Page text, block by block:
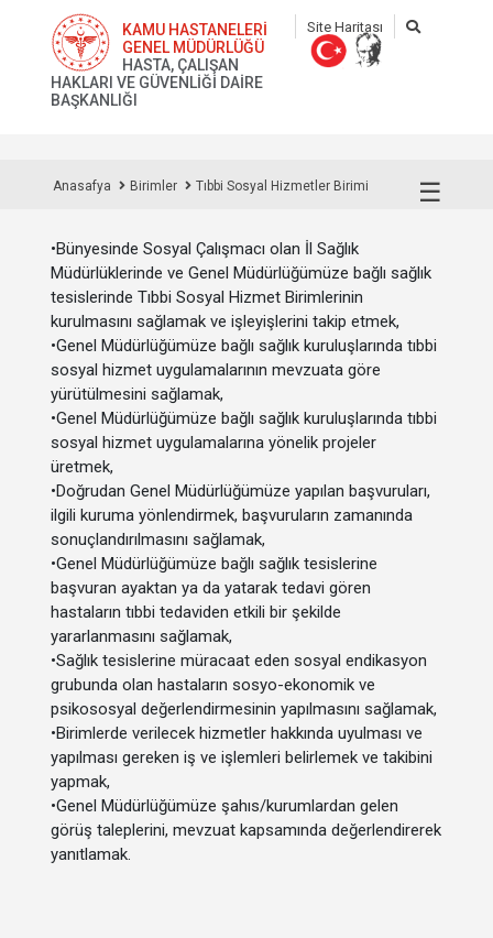
KAMU HASTANELERİ
GENEL MÜDÜRLÜĞÜ
HASTA, ÇALIŞAN
HAKLARI VE GÜVENLİĞİ DAİRE
BAŞKANLIĞI
Site Haritası
☰
Anasafya Birimler Tıbbi Sosyal Hizmetler Birimi
•Bünyesinde Sosyal Çalışmacı olan İl Sağlık
Müdürlüklerinde ve Genel Müdürlüğümüze bağlı sağlık
tesislerinde Tıbbi Sosyal Hizmet Birimlerinin
kurulmasını sağlamak ve işleyişlerini takip etmek,
•Genel Müdürlüğümüze bağlı sağlık kuruluşlarında tıbbi
sosyal hizmet uygulamalarının mevzuata göre
yürütülmesini sağlamak,
•Genel Müdürlüğümüze bağlı sağlık kuruluşlarında tıbbi
sosyal hizmet uygulamalarına yönelik projeler
üretmek,
•Doğrudan Genel Müdürlüğümüze yapılan başvuruları,
ilgili kuruma yönlendirmek, başvuruların zamanında
sonuçlandırılmasını sağlamak,
•Genel Müdürlüğümüze bağlı sağlık tesislerine
başvuran ayaktan ya da yatarak tedavi gören
hastaların tıbbi tedaviden etkili bir şekilde
yararlanmasını sağlamak,
•Sağlık tesislerine müracaat eden sosyal endikasyon
grubunda olan hastaların sosyo-ekonomik ve
psikososyal değerlendirmesinin yapılmasını sağlamak,
•Birimlerde verilecek hizmetler hakkında uyulması ve
yapılması gereken iş ve işlemleri belirlemek ve takibini
yapmak,
•Genel Müdürlüğümüze şahıs/kurumlardan gelen
görüş taleplerini, mevzuat kapsamında değerlendirerek
yanıtlamak.